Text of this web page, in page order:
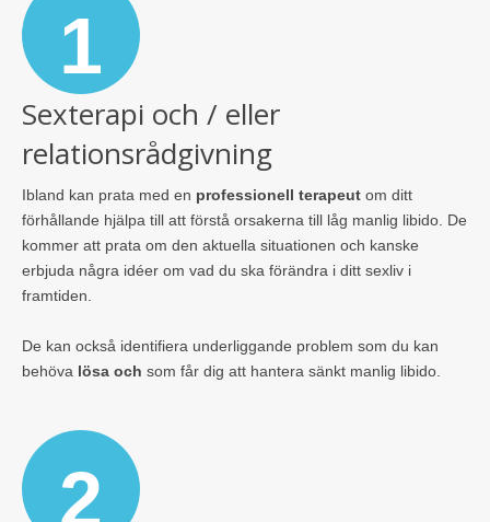
1
Sexterapi och / eller
relationsrådgivning
Ibland kan prata med en professionell terapeut om ditt
förhållande hjälpa till att förstå orsakerna till låg manlig libido. De
kommer att prata om den aktuella situationen och kanske
erbjuda några idéer om vad du ska förändra i ditt sexliv i
framtiden.
De kan också identifiera underliggande problem som du kan
behöva lösa och som får dig att hantera sänkt manlig libido.
2